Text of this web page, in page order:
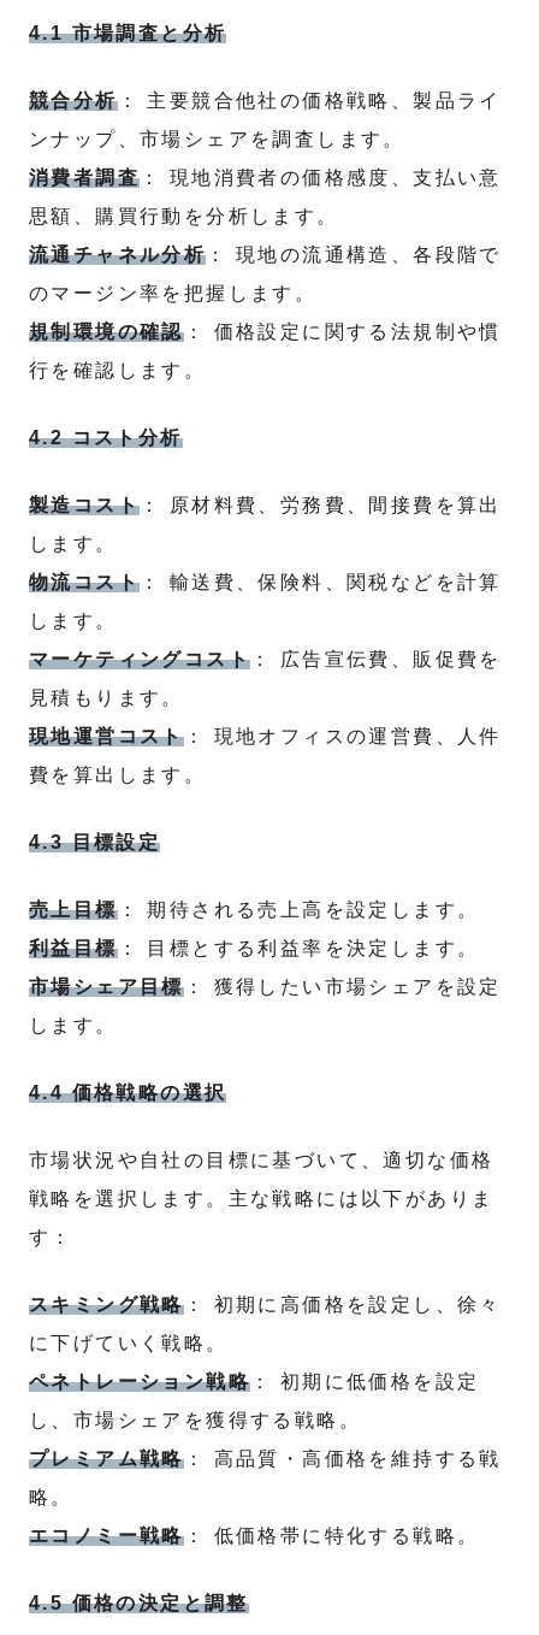
4.1 市場調査と分析
競合分析： 主要競合他社の価格戦略、製品ライ
ンナップ、市場シェアを調査します。
消費者調査 ： 現地消費者の価格感度、支払い意
思額、購買行動を分析します。
流通チャネル分析 ： 現地の流通構造、各段階で
のマージン率を把握します。
規制環境の確認： 価格設定に関する法規制や慣
行を確認します。
4.2 コスト分析
製造コスト ： 原材料費、労務費、間接費を算出
します。
物流コスト ： 輸送費、保険料、関税などを計算
します。
マーケティングコスト ： 広告宣伝費、販促費を
見積もります。
現地運営コスト： 現地オフィスの運営費、人件
費を算出します。
4.3 目標設定
売上目標： 期待される売上高を設定します。
利益目標： 目標とする利益率を決定します。
市場シェア目標： 獲得したい市場シェアを設定
します。
4.4 価格戦略の選択
市場状況や自社の目標に基づいて、適切な価格
戦略を選択します。主な戦略には以下がありま
す：
スキミング戦略： 初期に高価格を設定し、徐々
に下げていく戦略。
ペネトレーション戦略 ： 初期に低価格を設定
し、市場シェアを獲得する戦略。
プレミアム戦略： 高品質・高価格を維持する戦
略。
エコノミー戦略： 低価格帯に特化する戦略。
4.5 価格の決定と調整